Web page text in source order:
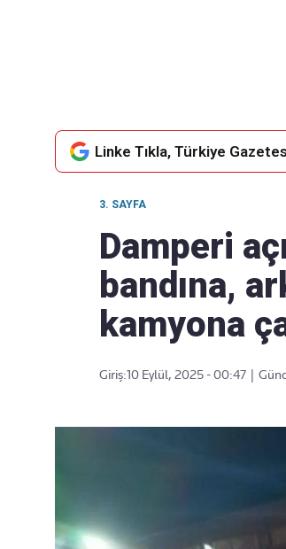
Linke Tıkla, Türkiye
3. SAYFA
Damperi
bandına,
kamyona
Giriş:10 Eylül, 2025 - 00:47